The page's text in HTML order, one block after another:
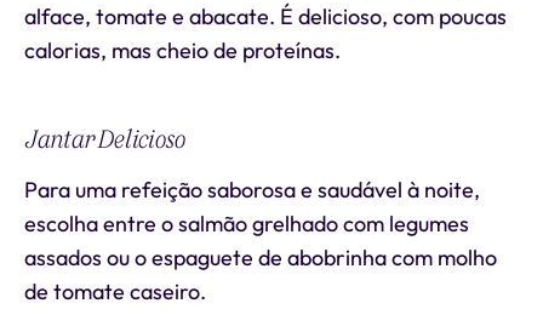
alface, tomate e abacate. É delicioso, com poucas
calorias, mas cheio de proteínas.
Jantar Delicioso
Para uma refeição saborosa e saudável à noite,
escolha entre o salmão grelhado com legumes
assados ou o espaguete de abobrinha com molho
de tomate caseiro.